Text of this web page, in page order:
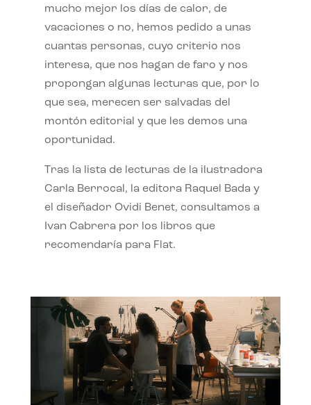
mucho mejor los días de calor, de
vacaciones o no, hemos pedido a unas
cuantas personas, cuyo criterio nos
interesa, que nos hagan de faro y nos
propongan algunas lecturas que, por lo
que sea, merecen ser salvadas del
montón editorial y que les demos una
oportunidad.
Tras la lista de lecturas de la ilustradora
Carla Berrocal, la editora Raquel Bada y
el diseñador Ovidi Benet, consultamos a
Ivan Cabrera por los libros que
recomendaría para Flat.